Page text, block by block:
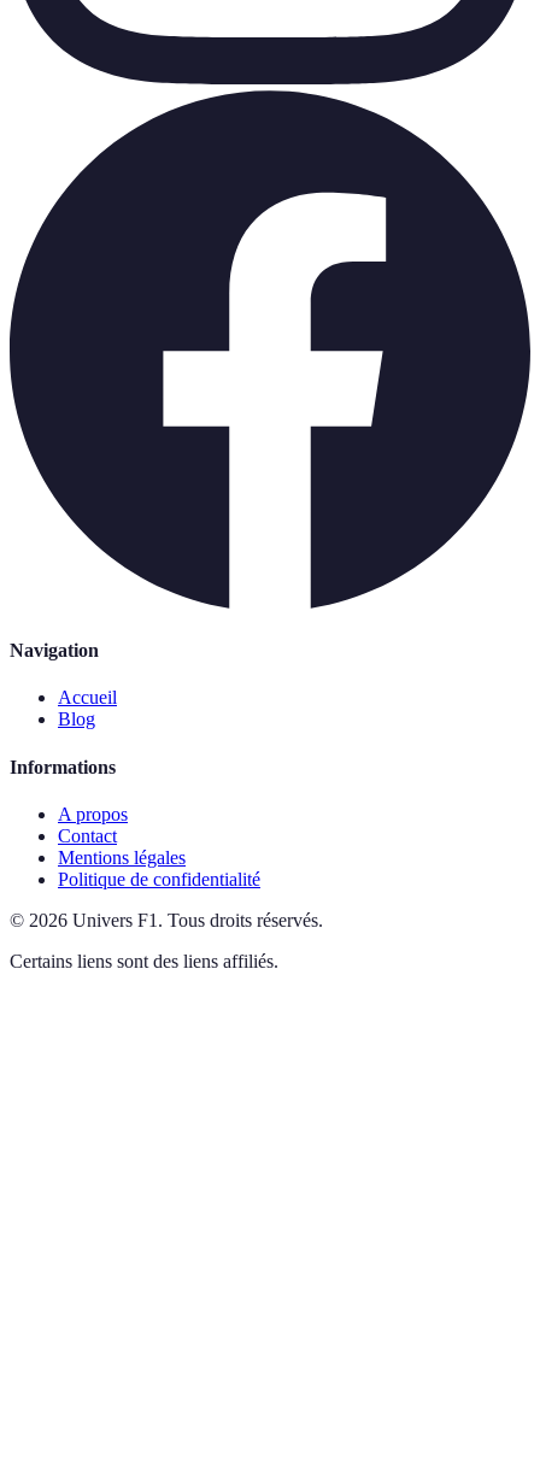
Navigation
Accueil
Blog
Informations
A propos
Contact
Mentions légales
Politique de confidentialité
© 2026 Univers F1 . Tous droits réservés.
Certains liens sont des liens affiliés.